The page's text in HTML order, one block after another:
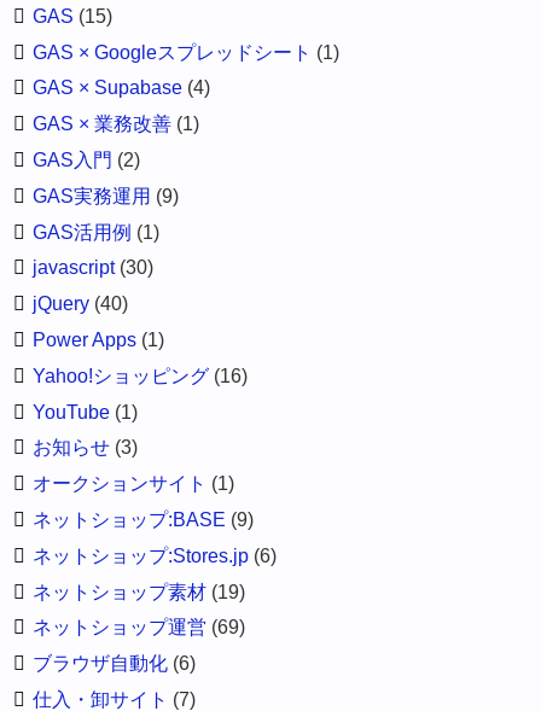
GAS (15)
GAS × Googleスプレッドシート (1)
GAS × Supabase (4)
GAS × 業務改善 (1)
GAS入門 (2)
GAS実務運用 (9)
GAS活用例 (1)
javascript(30)
jQuery (40)
Power Apps (1)
Yahoo!ショッピング (16)
YouTube (1)
お知らせ (3)
オークションサイト (1)
ネットショップ:BASE (9)
ネットショップ:Stores.jp (6)
ネットショップ素材 (19)
ネットショップ運営 (69)
ブラウザ自動化 (6)
仕入・卸サイト (7)